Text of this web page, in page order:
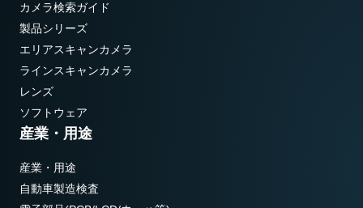
カメラ検索ガイド
製品シリーズ
エリアスキャンカメラ
ラインスキャンカメラ
レンズ
ソフトウェア
産業・用途
産業・用途
自動車製造検査